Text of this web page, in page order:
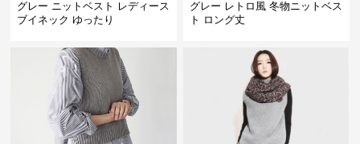
グレー ニットベスト レディース
ブイネック ゆったり
グレー レトロ風 冬物ニットベス
ト ロング丈